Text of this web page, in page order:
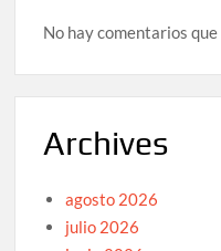
No hay comentarios
Archives
agosto 2026
julio 2026